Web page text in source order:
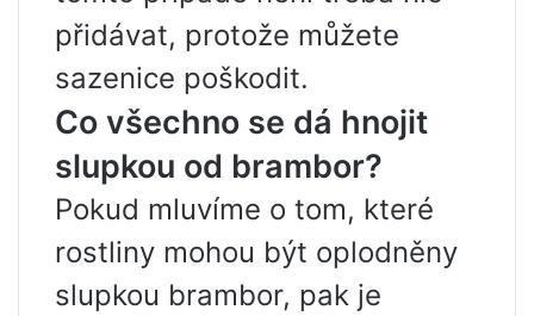
přidávat, protože můžete
sazenice poškodit.
Co všechno se dá hnojit
slupkou od brambor?
Pokud mluvíme o tom, které
rostliny mohou být oplodněny
slupkou brambor, pak je